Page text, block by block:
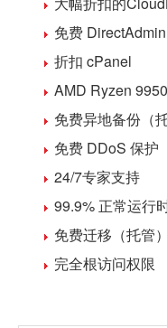
免费 DirectAdmin
折扣 cPanel
AMD Ryzen
免费异地备份（托
免费 DDoS 保护
24/7专家支持
99.9% 正常运行
免费迁移（托管）
完全根访问权限